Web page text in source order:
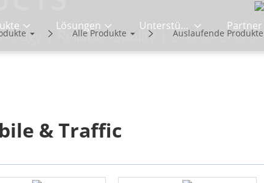
Lösungen Unterstützung Partner
| Reliable Quality | End-to-End
Alle Produkte Auslaufende Produkte
& Traffic